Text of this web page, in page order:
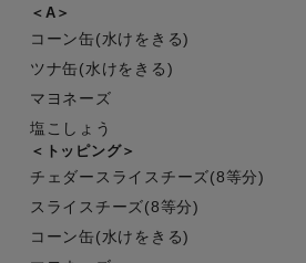
＜A＞
コーン缶(水けをきる)
ツナ缶(水けをきる)
マヨネーズ
塩こしょう
＜トッピング＞
チェダースライスチーズ(8等分)
スライスチーズ(8等分)
コーン缶(水けをきる)